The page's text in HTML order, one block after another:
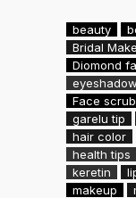
beauty
Bridal
Diomond
eyeshadow
Face scrub
garelu tip
hair color
health tips
keretin
makeup